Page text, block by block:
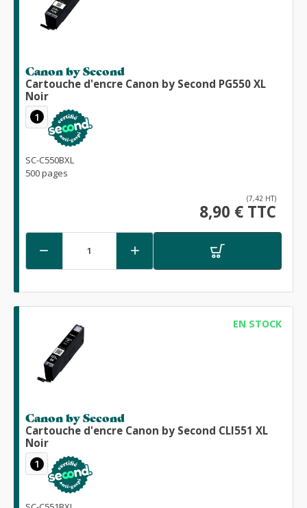
Canon by Second
Cartouche d'encre Canon by Second PG550 XL
Noir
1
SC-C550BXL
500 pages
(7,42 HT)
8,90 € TTC
 
EN STOCK
Canon by Second
Cartouche d'encre Canon by Second CLI551 XL
Noir
1